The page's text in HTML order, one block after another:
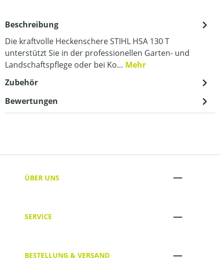
Beschreibung
Die kraftvolle Heckenschere STIHL HSA 130 T
unterstützt Sie in der professionellen Garten- und
Landschaftspflege oder bei Ko… Mehr
Zubehör
Bewertungen
ÜBER UNS
SERVICE
BESTELLUNG & VERSAND